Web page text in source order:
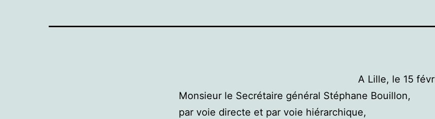
A Lille, le 15
Monsieur le Secrétaire général Stéphane Bouillon,
par voie directe et par voie hiérarchique,